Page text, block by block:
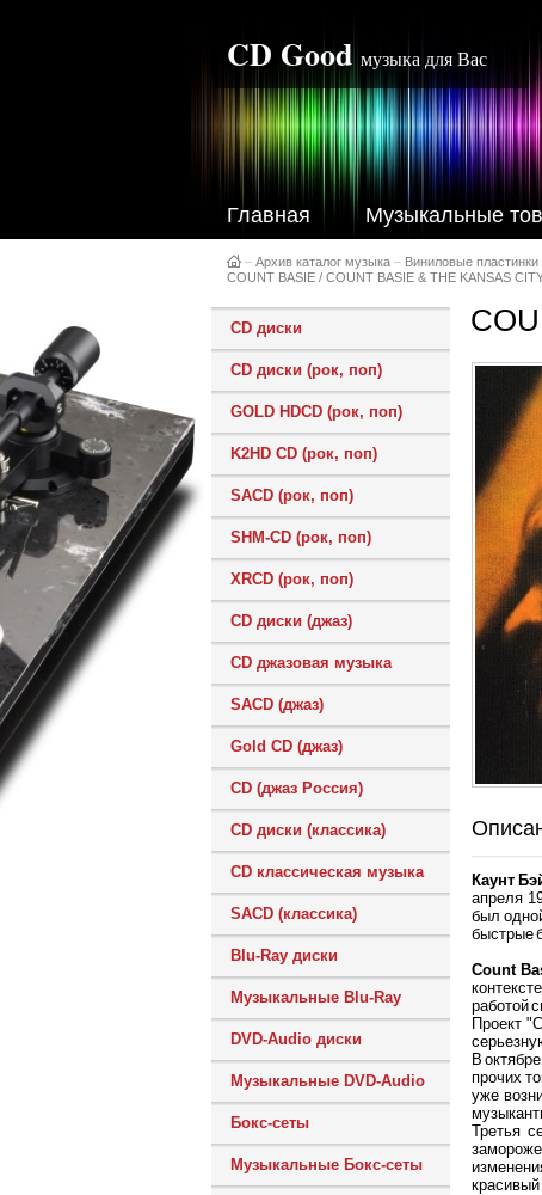
CD Good музыка для Вас
Главная Музыкальные
– Архив каталог музыка – Виниловые пластинки
COUNT BASIE / COUNT BASIE & THE KANSAS
CD диски
CD диски (рок, поп)
GOLD HDCD (рок, поп)
K2HD CD (рок, поп)
SACD (рок, поп)
SHM-CD (рок, поп)
XRCD (рок, поп)
CD диски (джаз)
CD джазовая музыка
SACD (джаз)
Gold CD (джаз)
CD (джаз Россия)
CD диски (классика)
CD классическая музыка
SACD (классика)
Blu-Ray диски
Музыкальные Blu-Ray
DVD-Audio диски
Музыкальные DVD-Audio
Бокс-сеты
Музыкальные Бокс-сеты
Каунт
апреля
был
быстрые
Count
работой
Проект
В
прочих
уже
Третья
красивый